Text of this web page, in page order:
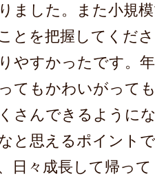
ました。また小規
とを把握してくだ
やすかったです。
てもかわいがって
さんできるように
と思えるポイント
日々成長して帰っ